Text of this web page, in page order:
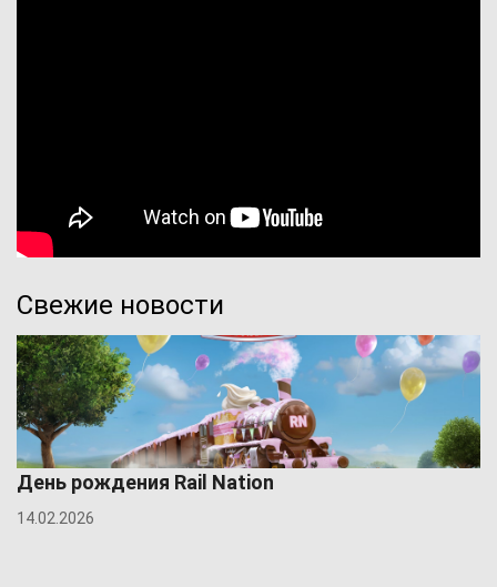
Свежие новости
День рождения Rail Nation
14.02.2026